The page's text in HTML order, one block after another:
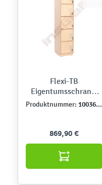
Flexi-TB
Eigentumsschrank,
abschließbar, schmal,
Produktnummer: 100360TJ
869,90 €